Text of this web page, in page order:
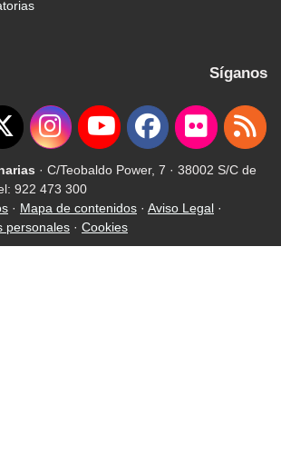
Síganos
· C/Teobaldo Power, 7 · 38002 S/C de
922 473 300
· Mapa de contenidos · Aviso Legal ·
personales · Cookies